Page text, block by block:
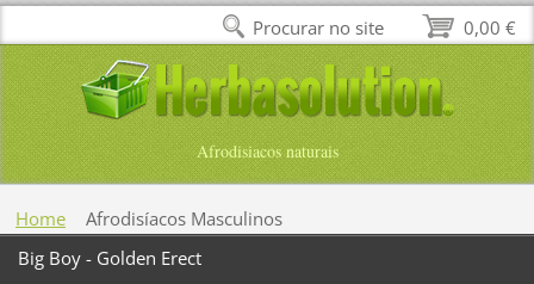
Afrodisiacos naturais
Home
Afrodisíacos Masculinos
Big Boy - Golden Erect
0,00 €
Procurar no site